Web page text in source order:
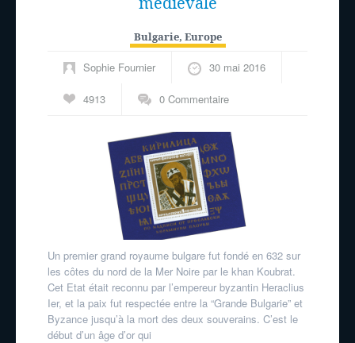
Bulgarie, Europe
Sophie Fournier 30 mai 2016
4913 0 Commentaire
Un premier grand royaume bulgare fut fondé en 632 sur
les côtes du nord de la Mer Noire par le khan Koubrat.
Cet Etat était reconnu par l’empereur byzantin Heraclius
Ier, et la paix fut respectée entre la “Grande Bulgarie” et
Byzance jusqu’à la mort des deux souverains. C’est le
début d’un âge d’or qui